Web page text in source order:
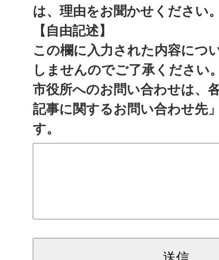
は、理由をお聞かせください
【自由記述】
この欄に入力された内容につ
しませんのでご了承ください
市役所へのお問い合わせは、
記事に関するお問い合わせ先
す。